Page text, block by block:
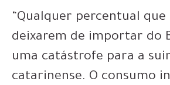
“Qualquer percentual que
deixarem de importar do
uma catástrofe para a
catarinense. O consumo